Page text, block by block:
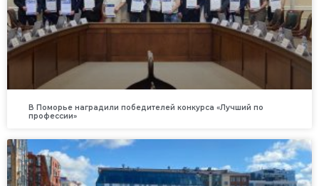
В Поморье наградили победителей конкурса «Лучший по
профессии»